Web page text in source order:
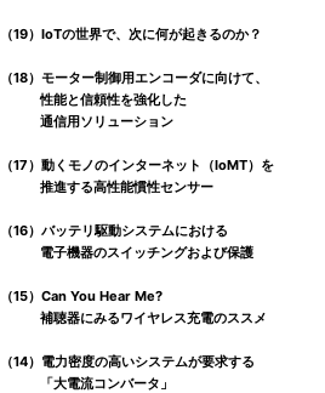
（19）IoTの世界で、次に何が起きるのか？
（18）モーター制御用エンコーダに向けて、
性能と信頼性を強化した
通信用ソリューション
（17）動くモノのインターネット（IoMT）を
推進する高性能慣性センサー
（16）バッテリ駆動システムにおける
電子機器のスイッチングおよび保護
（15）Can You Hear Me?
補聴器にみるワイヤレス充電のススメ
（14）電力密度の高いシステムが要求する
「大電流コンバータ」